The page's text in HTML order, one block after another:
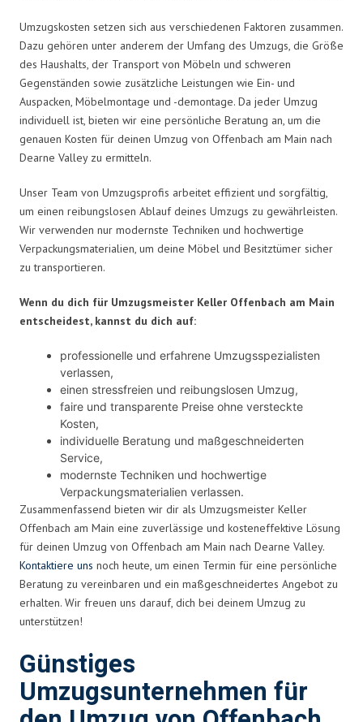
Umzugskosten setzen sich aus verschiedenen Faktoren zusammen.
Dazu gehören unter anderem der Umfang des Umzugs, die Größe
des Haushalts, der Transport von Möbeln und schweren
Gegenständen sowie zusätzliche Leistungen wie Ein- und
Auspacken, Möbelmontage und -demontage. Da jeder Umzug
individuell ist, bieten wir eine persönliche Beratung an, um die
genauen Kosten für deinen Umzug von Offenbach am Main nach
Dearne Valley zu ermitteln.
Unser Team von Umzugsprofis arbeitet effizient und sorgfältig,
um einen reibungslosen Ablauf deines Umzugs zu gewährleisten.
Wir verwenden nur modernste Techniken und hochwertige
Verpackungsmaterialien, um deine Möbel und Besitztümer sicher
zu transportieren.
Wenn du dich für Umzugsmeister Keller Offenbach am Main
entscheidest, kannst du dich auf:
professionelle und erfahrene Umzugsspezialisten
verlassen,
einen stressfreien und reibungslosen Umzug,
faire und transparente Preise ohne versteckte
Kosten,
individuelle Beratung und maßgeschneiderten
Service,
modernste Techniken und hochwertige
Verpackungsmaterialien verlassen.
Zusammenfassend bieten wir dir als Umzugsmeister Keller
Offenbach am Main eine zuverlässige und kosteneffektive Lösung
für deinen Umzug von Offenbach am Main nach Dearne Valley.
Kontaktiere uns noch heute, um einen Termin für eine persönliche
Beratung zu vereinbaren und ein maßgeschneidertes Angebot zu
erhalten. Wir freuen uns darauf, dich bei deinem Umzug zu
unterstützen!
Günstiges
Umzugsunternehmen für